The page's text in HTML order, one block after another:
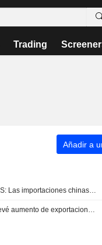
Trading
Añadir a
ANÁLISIS: Las importaciones chinas de crudo y soja caen en julio en tasa interanual
Anec prevé aumento de exportaciones de soja de Brasil en agosto y un descenso en las de maíz